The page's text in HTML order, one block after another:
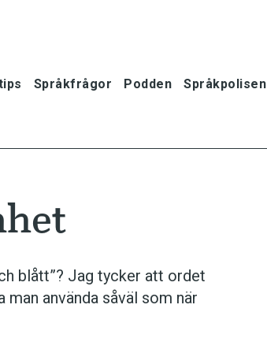
Språkfrågor Podden Språkpolisen
blått”? Jag tycker att ordet
använda såväl som när